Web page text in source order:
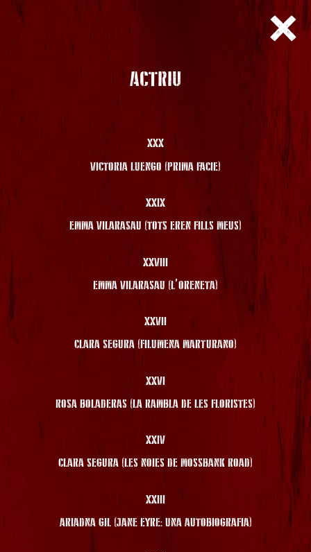
ACTRIU
XXX
VICTORIA LUENGO (PRIMA FACIE)
XXIX
EMMA VILARASAU (TOTS EREN FILLS MEUS)
XXVIII
EMMA VILARASAU (L’ORENETA)
XXVII
CLARA SEGURA (FILUMENA MARTURANO)
XXVI
ROSA BOLADERAS (LA RAMBLA DE LES FLORISTES)
XXIV
CLARA SEGURA (LES NOIES DE MOSSBANK ROAD)
XXIII
ARIADNA GIL (JANE EYRE: UNA AUTOBIOGRAFIA)